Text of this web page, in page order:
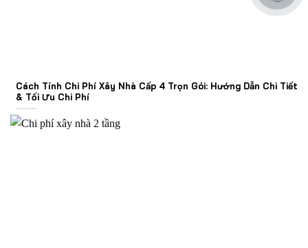
Cách Tính Chi Phí Xây Nhà Cấp 4 Trọn Gói: Hướng Dẫn Chi Tiết
& Tối Ưu Chi Phí